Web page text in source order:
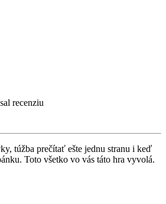
recenziu
túžba prečítať ešte jednu stranu i keď
Toto všetko vo vás táto hra vyvolá.